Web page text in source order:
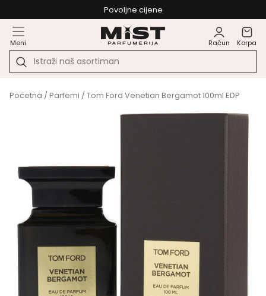
Povoljne cijene
Meni Račun Korpa
Početna /Parfemi / Tom Ford Venetian Bergamot 100ml EDP